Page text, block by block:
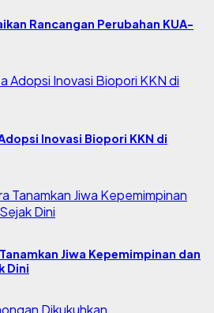
Rancangan Perubahan KUA-
Inovasi Biopori KKN di
Jiwa Kepemimpinan dan
Dini